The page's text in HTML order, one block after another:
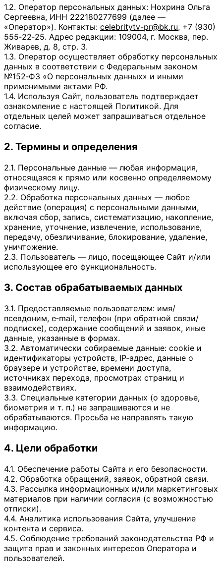
1.2. Оператор персональных данных: Нохрина Ольга
Сергеевна, ИНН 222180277699 (далее —
«Оператор»). Контакты: celebritytv-pr@bk.ru, +7 (930)
555‑22‑25. Адрес редакции: 109004, г. Москва, пер.
Живарев, д. 8, стр. 3.
1.3. Оператор осуществляет обработку персональных
данных в соответствии с Федеральным законом
№152‑ФЗ «О персональных данных» и иными
применимыми актами РФ.
1.4. Используя Сайт, пользователь подтверждает
ознакомление с настоящей Политикой. Для
отдельных целей может запрашиваться отдельное
согласие.
2. Термины и определения
2.1. Персональные данные — любая информация,
относящаяся к прямо или косвенно определяемому
физическому лицу.
2.2. Обработка персональных данных — любое
действие (операция) с персональными данными,
включая сбор, запись, систематизацию, накопление,
хранение, уточнение, извлечение, использование,
передачу, обезличивание, блокирование, удаление,
уничтожение.
2.3. Пользователь — лицо, посещающее Сайт и/или
использующее его функциональность.
3. Состав обрабатываемых данных
3.1. Предоставляемые пользователем: имя/
псевдоним, e‑mail, телефон (при обратной связи/
подписке), содержание сообщений и заявок, иные
данные, указанные в формах.
3.2. Автоматически собираемые данные: cookie и
идентификаторы устройств, IP‑адрес, данные о
браузере и устройстве, времени доступа,
источниках перехода, просмотрах страниц и
взаимодействиях.
3.3. Специальные категории данных (о здоровье,
биометрия и т. п.) не запрашиваются и не
обрабатываются. Просьба не направлять такую
информацию.
4. Цели обработки
4.1. Обеспечение работы Сайта и его безопасности.
4.2. Обработка обращений, заявок, обратной связи.
4.3. Рассылка информационных и/или маркетинговых
материалов при наличии согласия (с возможностью
отписки).
4.4. Аналитика использования Сайта, улучшение
контента и сервиса.
4.5. Соблюдение требований законодательства РФ и
защита прав и законных интересов Оператора и
пользователей.